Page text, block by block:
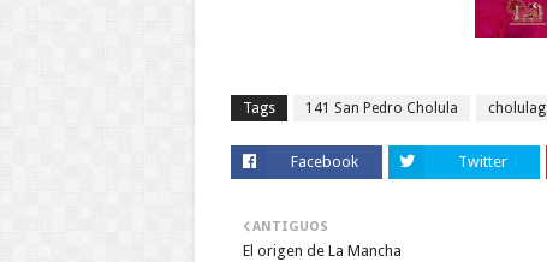
Tags 141 San Pedro Cholula cholulag
Facebook Twitter
ANTIGUOS
El origen de La Mancha